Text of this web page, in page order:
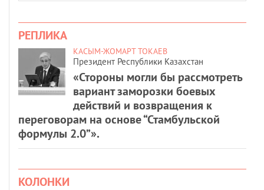
РЕПЛИКА
КАСЫМ-ЖОМАРТ ТОКАЕВ
Президент Республики Казахстан
«Стороны могли бы рассмотреть
вариант заморозки боевых
действий и возвращения к
переговорам на основе “Стамбульской
формулы 2.0”».
КОЛОНКИ